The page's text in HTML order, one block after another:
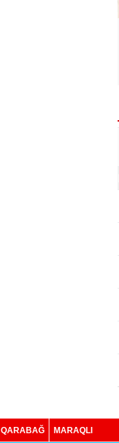
QARABAĞ MARAQLI